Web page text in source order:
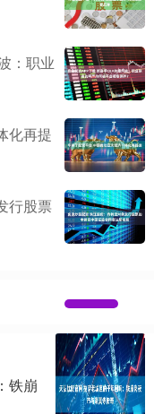
：职业
化再提
行股票
铁崩